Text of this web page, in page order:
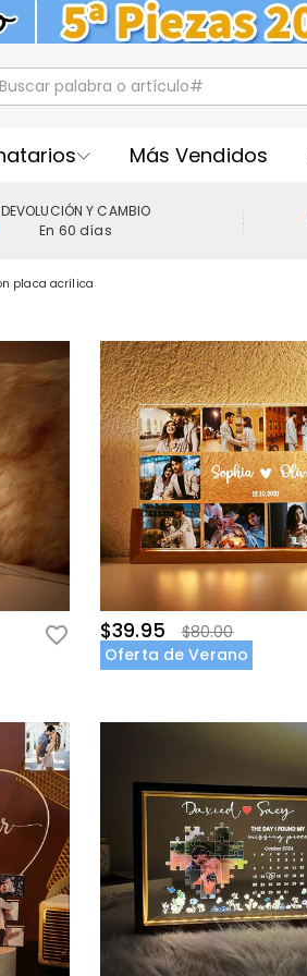
Más Vendidos
DEVOLUCIÓN Y CAMBIO
En 60 días
placa acrílica
$39.95
$80.00
Oferta de Verano